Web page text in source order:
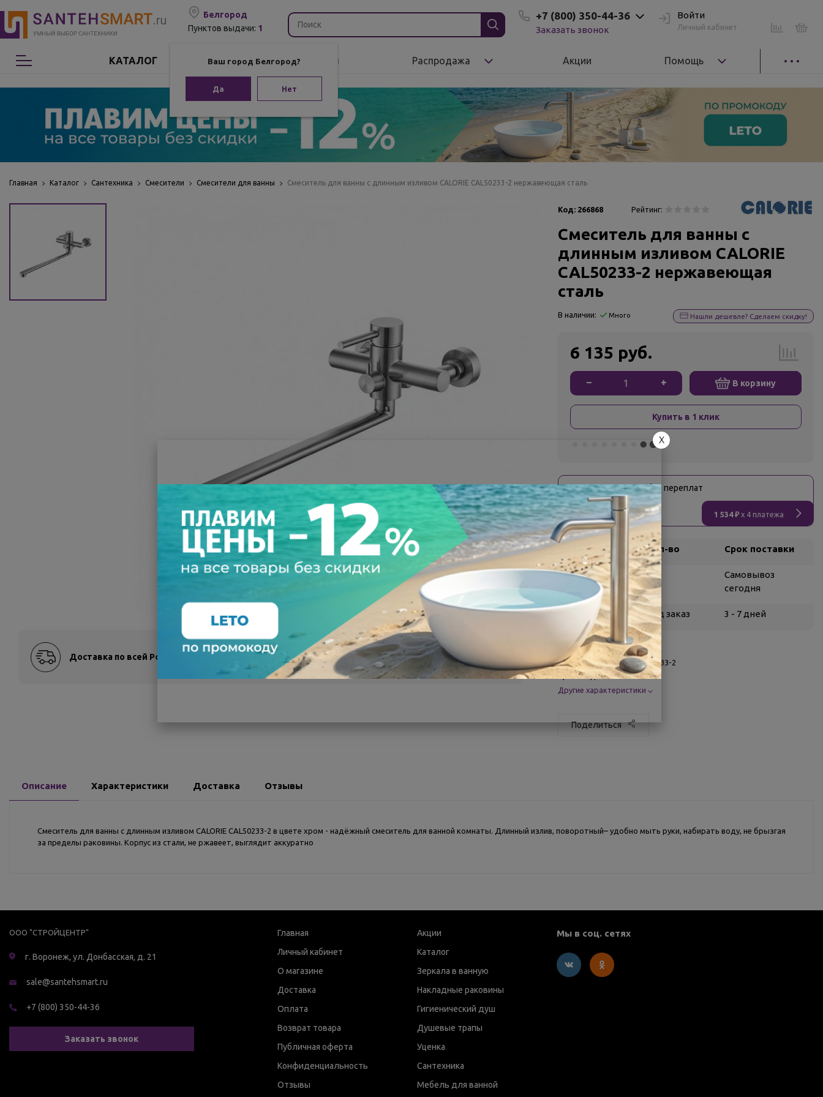
Белгород
Пунктов выдачи: 1
Ваш город Белгород?
Да Нет
+7 (800) 350-44-36
Заказать звонок
Войти
Личный кабинет
КАТАЛОГ
Сантехника
Мебель для ванной
Аксессуары для ванной
Комплектующие
Бренды Распродажа Акции Помощь
Главная Каталог Сантехника Смесители Смесители для ванны Смеситель для ванны с длинным изливом CALORIE CAL50233-2 нержавеющая сталь
Доставка по всей России Оплата после осмотра Всегда низкие цены
Код: 266868 Рейтинг:
Смеситель для ванны с
длинным изливом CALORIE
CAL50233-2 нержавеющая
сталь
В наличии: Много Нашли дешевле? Сделаем скидку!
6 135 руб.
− + В корзину
Купить в 1 клик
Оплати без переплат
1 534 ₽x 4 платежа
Склад Кол-во Срок поставки
Воронеж 5
Самовывоз
сегодня
Белгород под заказ 3 - 7 дней
О товаре
Заводской артикул:
CAL50233-2
Производитель: Calorie
Другие характеристики
Поделиться
Описание Характеристики Доставка Отзывы
Смеситель для ванны с длинным изливом CALORIE CAL50233-2 в цвете хром - надёжный смеситель для ванной комнаты. Длинный излив, поворотный– удобно мыть руки, набирать воду, не брызгая
за пределы раковины. Корпус из стали, не ржавеет, выглядит аккуратно
ООО "СТРОЙЦЕНТР"
г. Воронеж, ул. Донбасская, д. 21
sale@santehsmart.ru
+7 (800) 350-44-36
Заказать звонок
Главная
Личный кабинет
О магазине
Доставка
Оплата
Возврат товара
Публичная оферта
Конфиденциальность
Отзывы
Акции
Каталог
Зеркала в ванную
Накладные раковины
Гигиенический душ
Душевые трапы
Уценка
Сантехника
Мебель для ванной
Мы в соц. сетях
X